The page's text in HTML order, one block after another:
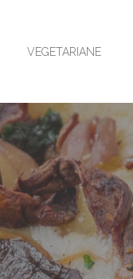
VEGETARIANE